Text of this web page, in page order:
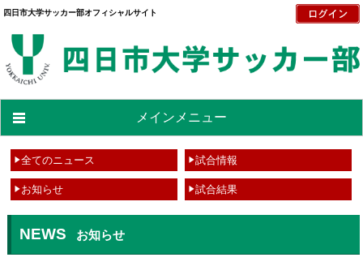
四日市大学サッカー部オフィシャルサイト
メインメニュー
全てのニュース 試合情報
お知らせ 試合結果
NEWS お知らせ